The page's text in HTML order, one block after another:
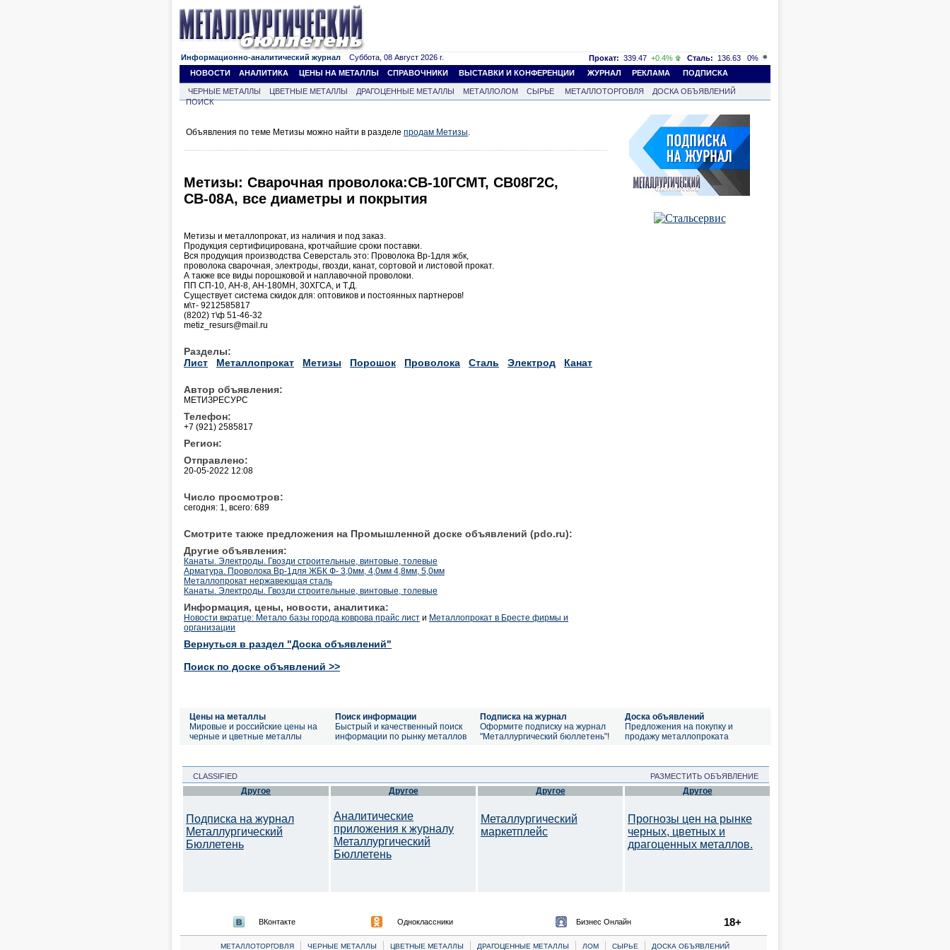
Информационно-аналитический журнал Суббота, 08 Август 2026 г. Прокат: 339.47 +0.4% Сталь: 136.63
0%
НОВОСТИ
АНАЛИТИКА ЦЕНЫ НА МЕТАЛЛЫ СПРАВОЧНИКИ ВЫСТАВКИ И КОНФЕРЕНЦИИ ЖУРНАЛ РЕКЛАМА ПОДПИСКА
ЧЕРНЫЕ МЕТАЛЛЫ ЦВЕТНЫЕ МЕТАЛЛЫ ДРАГОЦЕННЫЕ МЕТАЛЛЫ МЕТАЛЛОЛОМ СЫРЬЕ МЕТАЛЛОТОРГОВЛЯ
ДОСКА ОБЪЯВЛЕНИЙ
ПОИСК
Объявления по теме Метизы можно найти в разделе продам Метизы.
Метизы: Cварочная проволока:СВ-10ГСМТ, СВ08Г2С,
СВ-08А, все диаметры и покрытия
Метизы и металлопрокат, из наличия и под заказ.
Продукция сертифицирована, кротчайшие сроки поставки.
Вся продукция производства Северсталь это: Проволока Вр-1для жбк,
проволока сварочная, электроды, гвозди, канат, сортовой и листовой прокат.
А также все виды порошковой и наплавочной проволоки.
ПП СП-10, АН-8, АН-180МН, 30ХГСА, и Т.Д.
Существует система скидок для: оптовиков и постоянных партнеров!
м\т- 9212585817
(8202) т\ф 51-46-32
metiz_resurs@mail.ru
Разделы:
Лист
Металлопрокат Метизы Порошок Проволока Сталь Электрод Канат
Автор объявления:
МЕТИЗРЕСУРС
Телефон:
+7 (921) 2585817
Регион:
Отправлено:
20-05-2022 12:08
Число просмотров:
сегодня: 1, всего: 689
Смотрите также предложения на Промышленной доске объявлений (pdo.ru):
Другие объявления:
Канаты. Электроды. Гвозди строительные, винтовые, толевые
Арматура. Проволока Вр-1для ЖБК Ф- 3,0мм, 4,0мм 4,8мм, 5,0мм
Металлопрокат нержавеющая сталь
Канаты. Электроды. Гвозди строительные, винтовые, толевые
Информация, цены, новости, аналитика:
Новости вкратце: Метало базы города коврова прайс лист и Металлопрокат в Бресте фирмы и
организации
Вернуться в раздел "Доска объявлений"
Поиск по доске объявлений >>
Цены на металлы
Мировые и российские цены на
черные и цветные металлы
Поиск информации
Быстрый и качественный поиск
информации по рынку металлов
Подписка на журнал
Оформите подписку на журнал
"Металлургический бюллетень"!
Доска объявлений
Предложения на покупку и
продажу металлопроката
CLASSIFIED РАЗМЕСТИТЬ ОБЪЯВЛЕНИЕ
Другое
Подписка на журнал
Металлургический
Бюллетень
Другое
Аналитические
приложения к журналу
Металлургический
Бюллетень
Другое
Металлургический
маркетплейс
Другое
Прогнозы цен на рынке
черных, цветных и
драгоценных металлов.
ВКонтакте Одноклассники Бизнес Онлайн 18+
МЕТАЛЛОТОРГОВЛЯ | ЧЕРНЫЕ МЕТАЛЛЫ | ЦВЕТНЫЕ МЕТАЛЛЫ | ДРАГОЦЕННЫЕ МЕТАЛЛЫ | ЛОМ | CЫРЬЕ | ДОСКА ОБЪЯВЛЕНИЙ